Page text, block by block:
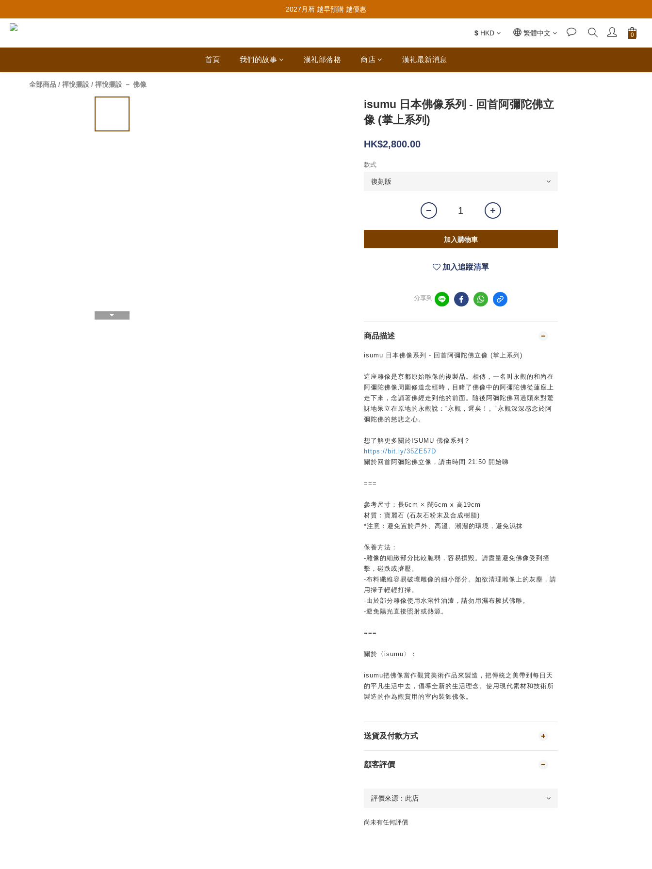
推薦新會員入會，賺取購物金🪙
2027月曆 越早預購 越優惠
$ HKD 繁體中文
首頁 我們的故事 漢礼部落格 商店 漢礼最新消息
全部商品 / 禪悅擺設 / 禪悅擺設 － 佛像
isumu 日本佛像系列 - 回首阿彌陀佛立
像 (掌上系列)
HK$2,800.00
款式
加入購物車
加入追蹤清單
分享到
商品描述
isumu 日本佛像系列 - 回首阿彌陀佛立像 (掌上系列)
這座雕像是京都原始雕像的複製品。相傳，一名叫永觀的和尚在
阿彌陀佛像周圍修道念經時，目睹了佛像中的阿彌陀佛從蓮座上
走下來，念誦著佛經走到他的前面。隨後阿彌陀佛回過頭來對驚
訝地呆立在原地的永觀說：“永觀，遲矣！。”永觀深深感念於阿
彌陀佛的慈悲之心。
想了解更多關於ISUMU 佛像系列？
https://bit.ly/35ZE57D
關於回首阿彌陀佛立像，請由時間 21:50 開始睇
===
參考尺寸：長6cm × 闊6cm x 高19cm
材質：寶麗石 (石灰石粉末及合成樹脂)
*注意：避免置於戶外、高溫、潮濕的環境，避免濕抹
保養方法：
-雕像的細緻部分比較脆弱，容易損毀。請盡量避免佛像受到撞
擊，碰跌或擠壓。
-布料纖維容易破壞雕像的細小部分。如欲清理雕像上的灰塵，請
用掃子輕輕打掃。
-由於部分雕像使用水溶性油漆，請勿用濕布擦拭佛雕。
-避免陽光直接照射或熱源。
===
關於〈isumu〉：
isumu把佛像當作觀賞美術作品來製造，把傳統之美帶到每日天
的平凡生活中去，倡導全新的生活理念。使用現代素材和技術所
製造的作為觀賞用的室內裝飾佛像。
送貨及付款方式
顧客評價
尚未有任何評價